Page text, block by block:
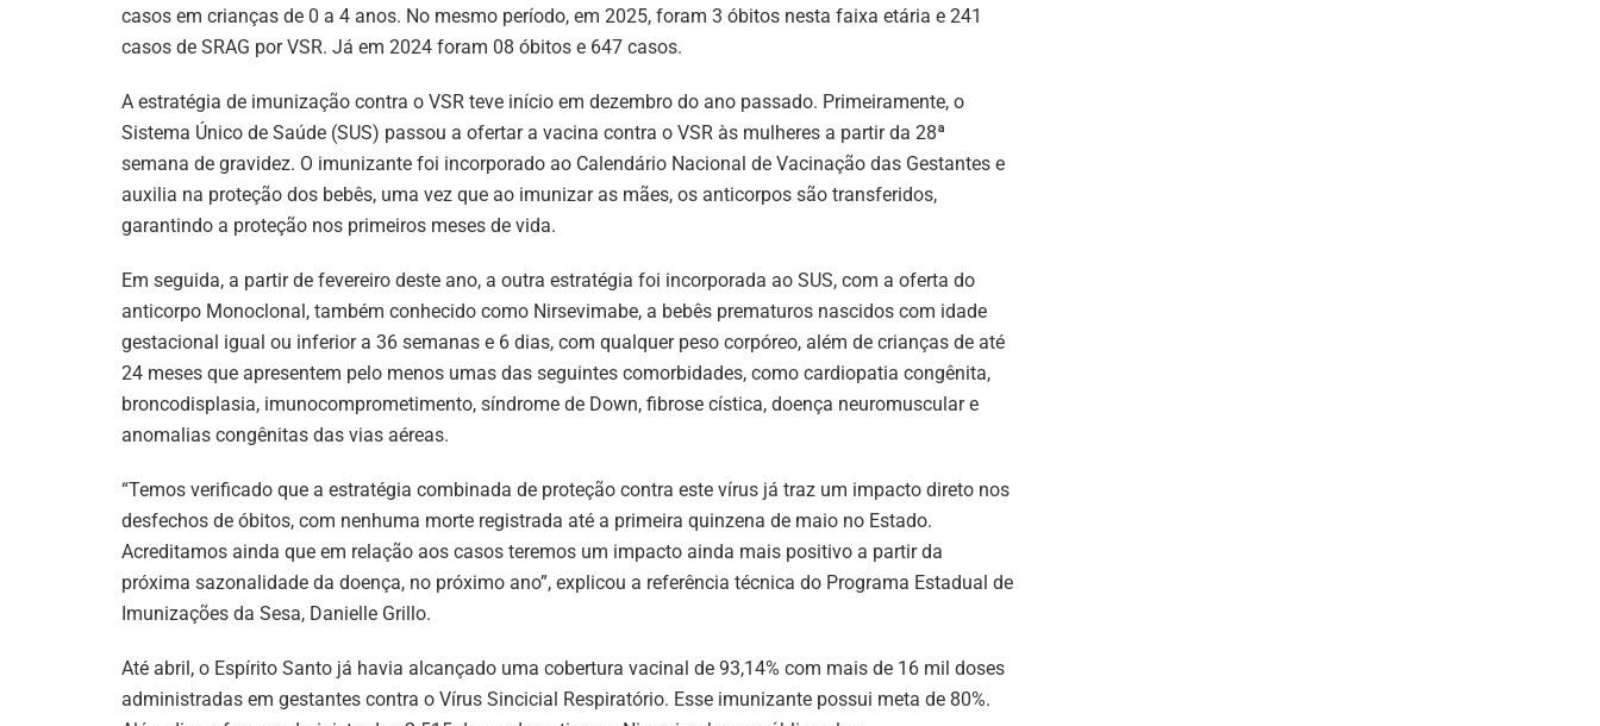
casos em crianças de 0 a 4 anos. No mesmo período, em 2025, foram 3 óbitos nesta faixa etária e 241
casos de SRAG por VSR. Já em 2024 foram 08 óbitos e 647 casos.
A estratégia de imunização contra o VSR teve início em dezembro do ano passado. Primeiramente, o
Sistema Único de Saúde (SUS) passou a ofertar a vacina contra o VSR às mulheres a partir da 28ª
semana de gravidez. O imunizante foi incorporado ao Calendário Nacional de Vacinação das Gestantes e
auxilia na proteção dos bebês, uma vez que ao imunizar as mães, os anticorpos são transferidos,
garantindo a proteção nos primeiros meses de vida.
Em seguida, a partir de fevereiro deste ano, a outra estratégia foi incorporada ao SUS, com a oferta do
anticorpo Monoclonal, também conhecido como Nirsevimabe, a bebês prematuros nascidos com idade
gestacional igual ou inferior a 36 semanas e 6 dias, com qualquer peso corpóreo, além de crianças de até
24 meses que apresentem pelo menos umas das seguintes comorbidades, como cardiopatia congênita,
broncodisplasia, imunocomprometimento, síndrome de Down, fibrose cística, doença neuromuscular e
anomalias congênitas das vias aéreas.
“Temos verificado que a estratégia combinada de proteção contra este vírus já traz um impacto direto nos
desfechos de óbitos, com nenhuma morte registrada até a primeira quinzena de maio no Estado.
Acreditamos ainda que em relação aos casos teremos um impacto ainda mais positivo a partir da
próxima sazonalidade da doença, no próximo ano”, explicou a referência técnica do Programa Estadual de
Imunizações da Sesa, Danielle Grillo.
Até abril, o Espírito Santo já havia alcançado uma cobertura vacinal de 93,14% com mais de 16 mil doses
administradas em gestantes contra o Vírus Sincicial Respiratório. Esse imunizante possui meta de 80%.